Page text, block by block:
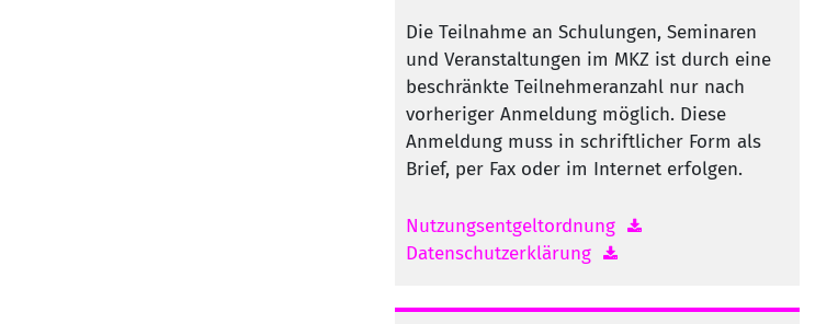
Die Teilnahme an Schulungen, Seminaren
und Veranstaltungen im MKZ ist durch eine
beschränkte Teilnehmeranzahl nur nach
vorheriger Anmeldung möglich. Diese
Anmeldung muss in schriftlicher Form als
Brief, per Fax oder im Internet erfolgen.
Nutzungsentgeltordnung
Datenschutzerklärung